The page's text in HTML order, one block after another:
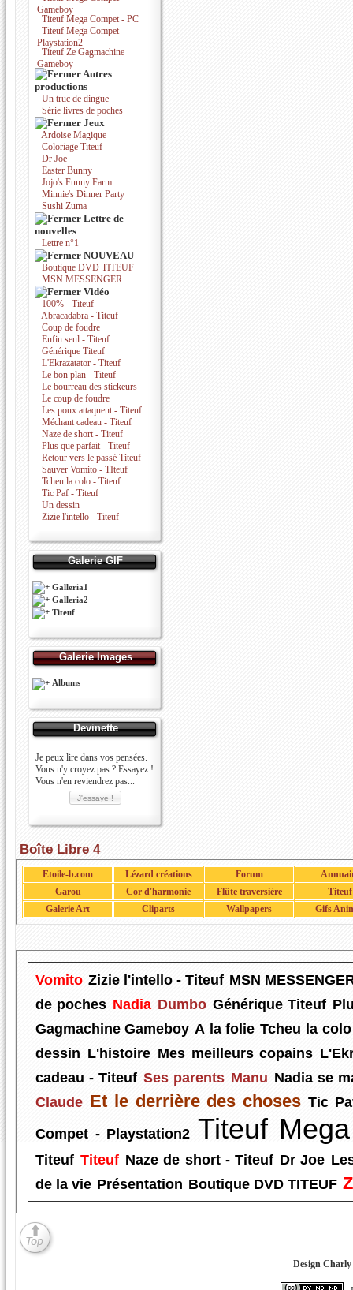
Gameboy
Titeuf Mega Compet - PC
Titeuf Mega Compet -
Playstation2
Titeuf Ze Gagmachine
Gameboy
Autres
productions
Un truc de dingue
Série livres de poches
Jeux
Ardoise Magique
Coloriage Titeuf
Dr Joe
Easter Bunny
Jojo's Funny Farm
Minnie's Dinner Party
Sushi Zuma
Lettre de
nouvelles
Lettre n°1
NOUVEAU
Boutique DVD TITEUF
MSN MESSENGER
Vidéo
100% - Titeuf
Abracadabra - Titeuf
Coup de foudre
Enfin seul - Titeuf
Générique Titeuf
L'Ekrazatator - Titeuf
Le bon plan - Titeuf
Le bourreau des stickeurs
Le coup de foudre
Les poux attaquent - Titeuf
Méchant cadeau - Titeuf
Naze de short - Titeuf
Plus que parfait - Titeuf
Retour vers le passé Titeuf
Sauver Vomito - TIteuf
Tcheu la colo - Titeuf
Tic Paf - Titeuf
Un dessin
Zizie l'intello - Titeuf
Galerie GIF
Galleria1
Galleria2
Titeuf
Galerie Images
Albums
Devinette
Je peux lire dans vos pensées.
Vous n'y croyez pas ? Essayez !
Vous n'en reviendrez pas...
Boîte Libre 4
Etoile-b.com Lézard créations Forum
Garou
Cor d'harmonie Flûte traversière
Titeuf
Galerie Art
Cliparts Wallpapers Gifs
Vomito Zizie l'intello - Titeuf MSN
de poches Nadia Dumbo Générique Titeuf
Gagmachine Gameboy A la folie Tcheu la
dessin L'histoire Mes meilleurs copains
cadeau - Titeuf Ses parents Manu Nadia se
Claude Et le derrière des choses Tic
Compet - Playstation2 Titeuf
Titeuf Titeuf Naze de short - Titeuf Dr Joe
de la vie Présentation Boutique DVD TITEUF
Design